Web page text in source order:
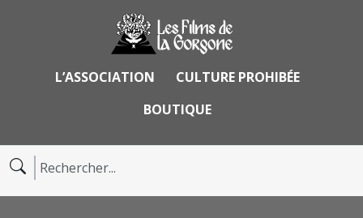
L’ASSOCIATION
CULTURE PROHIBÉE
BOUTIQUE